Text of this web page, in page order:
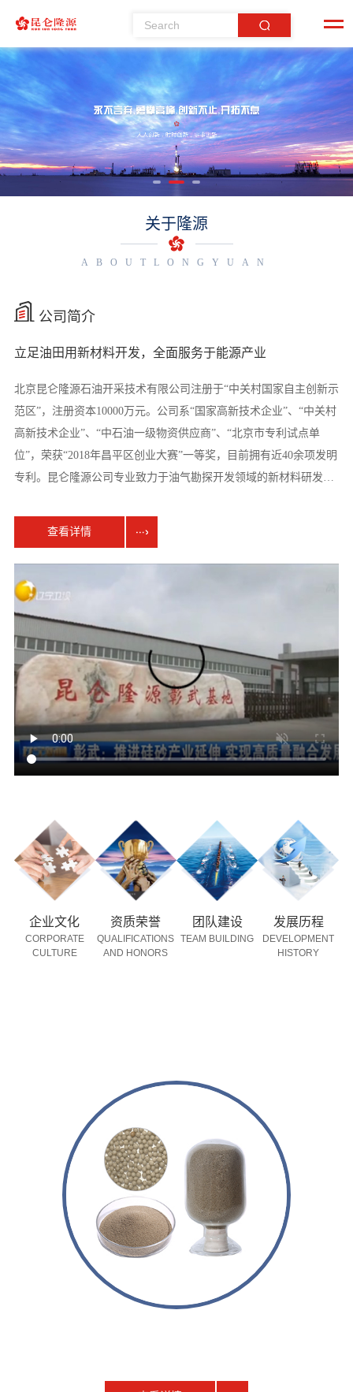
关于隆源
ABOUTLONGYUAN
公司简介
立足油田用新材料开发，全面服务于能源产业
北京昆仑隆源石油开采技术有限公司注册于“中关村国家自主创新示
范区”，注册资本10000万元。公司系“国家高新技术企业”、“中关村
高新技术企业”、“中石油一级物资供应商”、“北京市专利试点单
位”，荣获“2018年昌平区创业大赛”一等奖，目前拥有近40余项发明
专利。昆仑隆源公司专业致力于油气勘探开发领域的新材料研发和
与清华大学、中国石油大学、大庆油田、长庆油田、中石化工程公
司、胜利油田、延长油田等单位全面合作，在油气井压裂、防砂、
堵水等方面提供优质的产品和服务，获得业内的一致好评。
查看详情
企业文化
CORPORATE
CULTURE
资质荣誉
QUALIFICATIONS
AND HONORS
团队建设
TEAM BUILDING
发展历程
DEVELOPMENT
HISTORY